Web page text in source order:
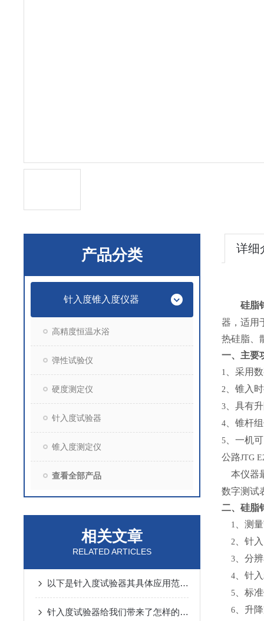
产品分类
针入度锥入度仪器
高精度恒温水浴
弹性试验仪
硬度测定仪
针入度试验器
锥入度测定仪
查看全部产品
相关文章
RELATED ARTICLES
以下是针入度试验器其具体应用范围及场景分析
针入度试验器给我们带来了怎样的特点呢？
详细
硅脂
器，适用
热硅脂、
一、主要
1 、采用
2 、锥入
3 、具有
4 、锥杆
5 、一机
公路JTG
本仪器
数字测试
二、 硅脂
1 、测
2 、针
3 、分
4 、针
5 、标
6 、升